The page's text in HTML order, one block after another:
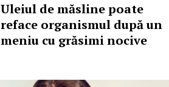
Uleiul de măsline poate
reface organismul după un
meniu cu grăsimi nocive